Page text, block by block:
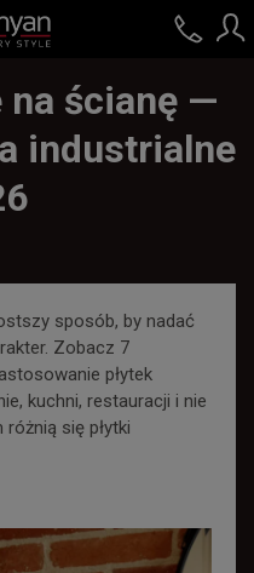
na ścianę —
industrialne
sposób, by nadać
Zobacz 7
płytek
kuchni, restauracji i nie
się płytki